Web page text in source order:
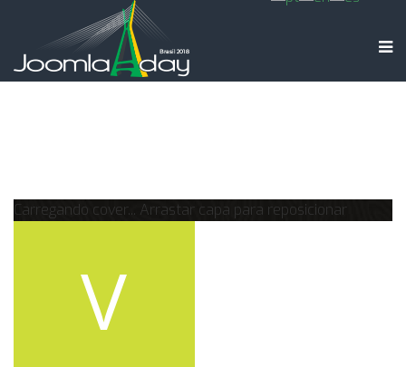
Carregando cover... Arrastar capa para reposicionar